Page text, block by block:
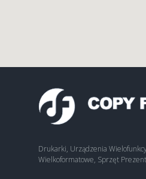
Drukarki, Urządzenia
Wielkoformatowe, Sprzęt